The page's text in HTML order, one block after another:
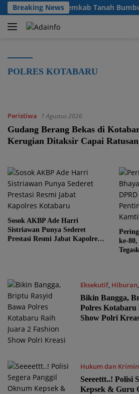
Langsung
ke
konten
Breaking NewsPemkab Tanah Bumbu
POLRES KOTABARU
Peristiwa 1 Agustus 2026
Gudang Berang Bekas di
Kerugian Ditaksir Capai
Sosok AKBP Ade Harri
Sistriawan Punya Sederet
Prestasi Resmi Jabat Kapolres
ke-
Eksekutif, Hiburan,
Bikin Bangga,
Polres Kotabaru
Show Polri
Hukum dan
2026
Seeeettt..! Polisi
Kepsek & Guru